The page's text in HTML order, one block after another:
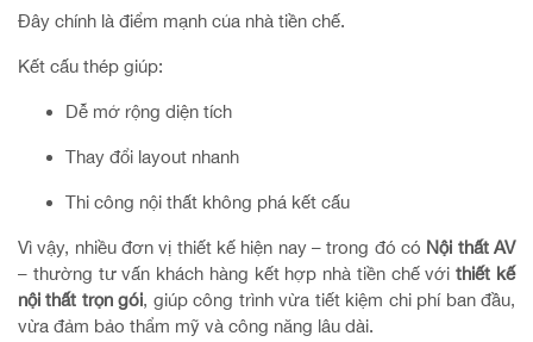
Đây chính là điểm mạnh của nhà tiền chế.
Kết cấu thép giúp:
Dễ mở rộng diện tích
Thay đổi layout nhanh
Thi công nội thất không phá kết cấu
Vì vậy, nhiều đơn vị thiết kế hiện nay – trong đó có Nội thất AV
– thường tư vấn khách hàng kết hợp nhà tiền chế vớithiết kế
nội thất trọn gói, giúp công trình vừa tiết kiệm chi phí ban đầu,
vừa đảm bảo thẩm mỹ và công năng lâu dài.